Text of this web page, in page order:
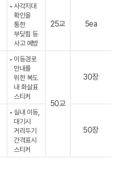
사각지대
확인을
통한
부딪힘 등
사고 예방
25교 5ea
이동경로
안내를
위한 복도
내 화살표
스티커
50교
30장
실내 이동,
대기시
거리두기
간격표시
스티커
50장